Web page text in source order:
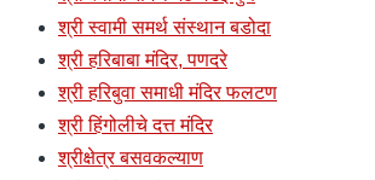
श्री स्वामी समर्थ संस्थान बडोदा
श्री हरिबाबा मंदिर, पणदरे
श्री हरिबुवा समाधी मंदिर फलटण
श्री हिंगोलीचे दत्त मंदिर
श्रीक्षेत्र बसवकल्याण